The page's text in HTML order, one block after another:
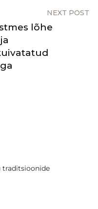
NEXT POST
lõhe
traditsioonide